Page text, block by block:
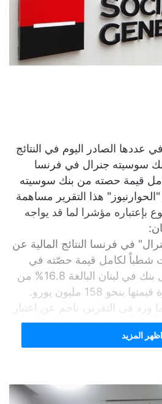
عددها الصادر اليوم في النتائج
بنك سوسيته جنرال في فرنسا
قيمة حصته من بنك سوسيته
هذا التقرير مساهمة
بإعتباره مؤشرا لما قد يواجه
في فرنسا النتائج المالية عن
شطباً لكامل قيمة حصّته في
رأسمال سوسيتيه جنرال بنك في لبنان البالغة 16.8% من
مجموع الأسهم والمقدرة قيمتها بنحو 158 مليون يورو.
في التقرير، ناجم عن اعتبار
وفقاً لحساب "الدخل الصافي
على أساس الرساميل". هذا
في هذا المصرف المصنّف
اظهر المزيد